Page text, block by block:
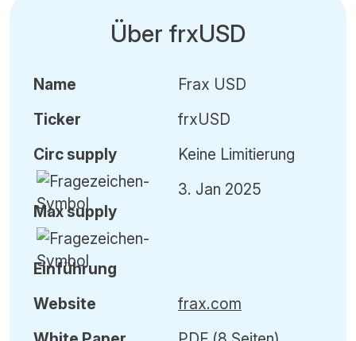
Über frxUSD
Name
Ticker
Circ supply
Maxsupply
Einführung
Frax USD
frxUSD
Keine Limitierung
3. Jan 2025
Website
frax.com